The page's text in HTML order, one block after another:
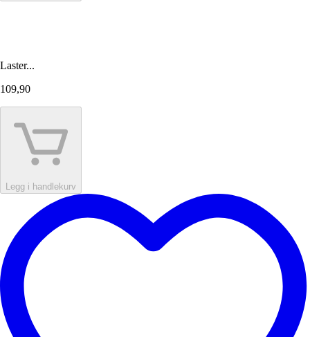
Laster...
109,90
Legg i handlekurv